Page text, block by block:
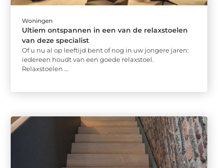
Woningen
Ultiem ontspannen in een van de relaxstoelen
van deze specialist
Of u nu al op leeftijd bent of nog in uw jongere jaren:
iedereen houdt van een goede relaxstoel.
Relaxstoelen ...